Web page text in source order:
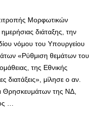
Μορφωτικών
διάταξης, την
νόμου του Υπουργείου
«Ρύθμιση θεμάτων του
της Εθνικής
διατάξεις», μίλησε ο αν.
Θρησκευμάτων της ΝΔ,
…